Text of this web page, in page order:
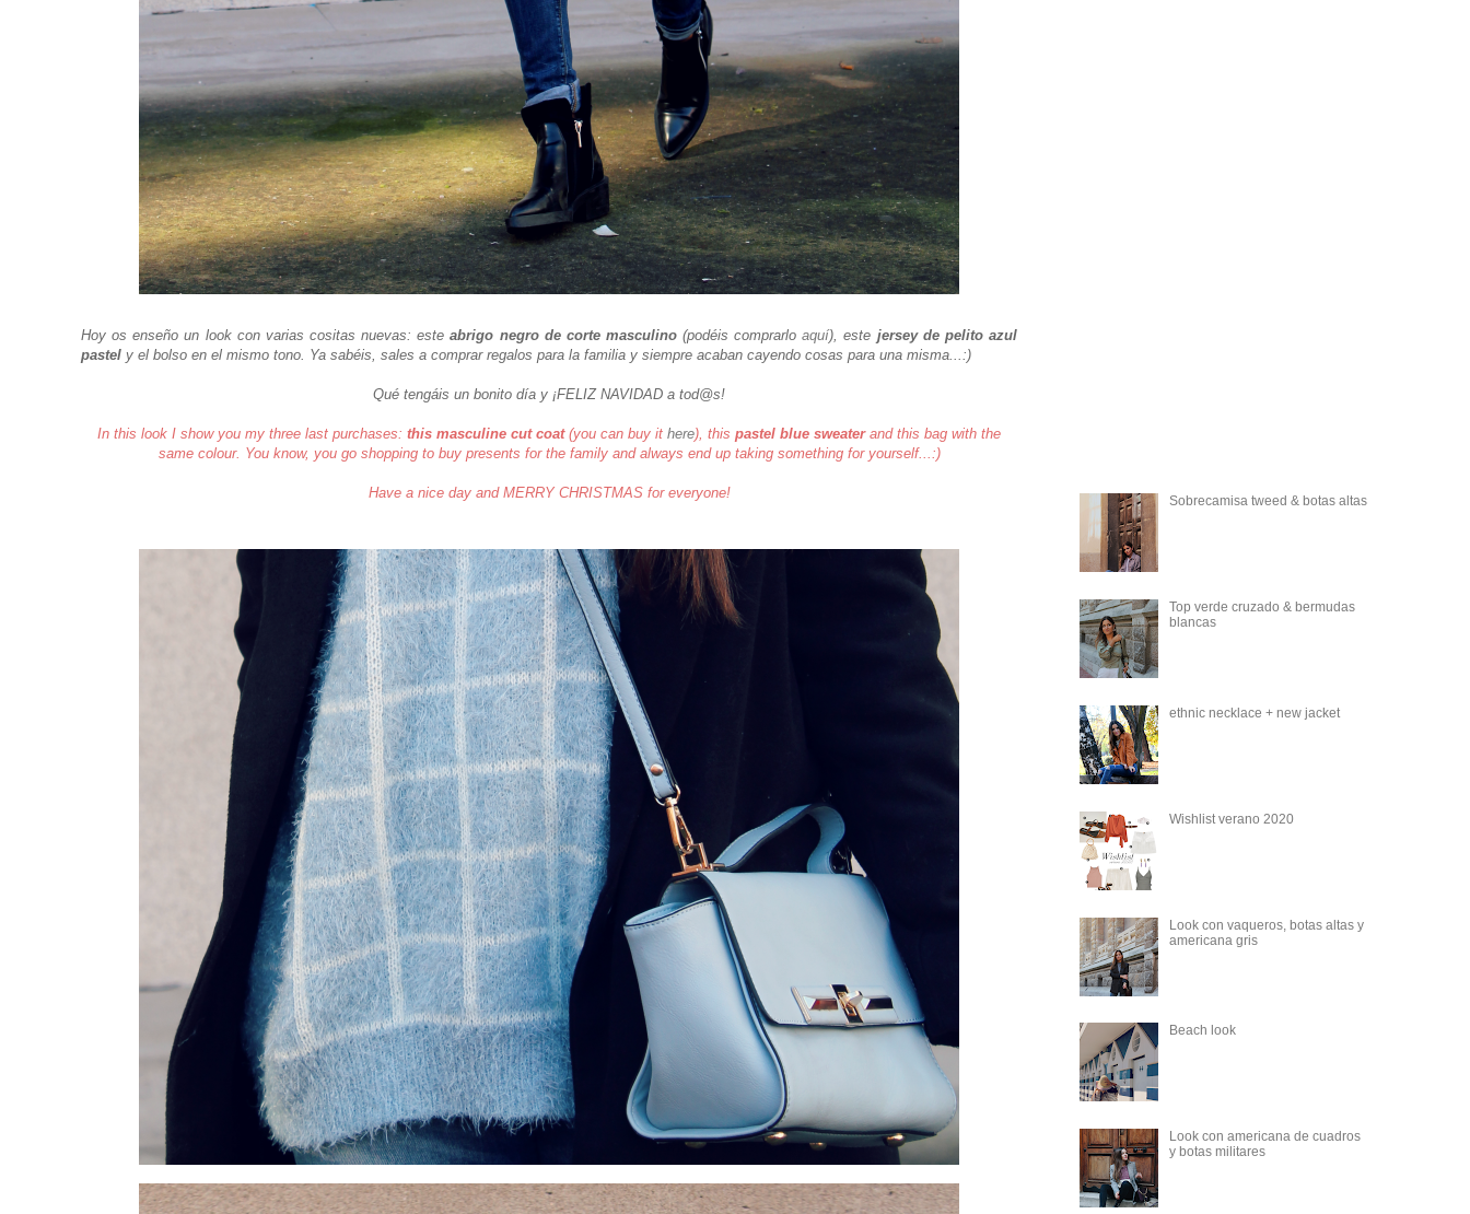
Hoy os enseño un look con varias cositas nuevas: esteabrigo negro de corte masculino(podéis comprarloaquí), este jersey de pelito azul
pastel y el bolso en el mismo tono. Ya sabéis, sales a comprar regalos para la familia y siempre acaban cayendo cosas para una misma...:)
Qué tengáis un bonito día y ¡FELIZ NAVIDAD a tod@s!
In this look I show you my three last purchases: this masculine cut coat(you can buy it here), this pastel blue sweaterand this bag with the
same colour. You know, you go shopping to buy presents for the family and always end up taking something for yourself...:)
Have a nice day and MERRY CHRISTMAS for everyone!
Sobrecamisa tweed & botas altas
Top verde cruzado & bermudas
blancas
ethnic necklace + new jacket
Wishlist verano 2020
Look con vaqueros, botas altas y
americana gris
Beach look
Look con americana de cuadros
y botas militares